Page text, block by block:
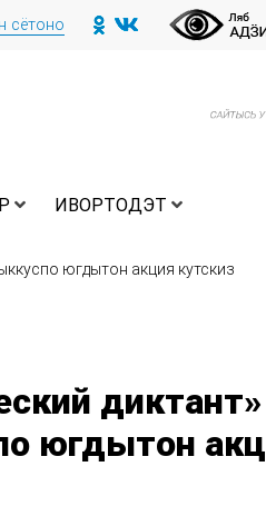
сётоно
ИВОРТОДЭТ
югдытон акция кутскиз
диктант»
югдытон